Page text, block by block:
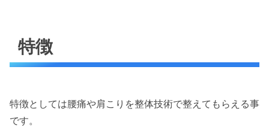
特徴
特徴としては腰痛や肩こりを整体技術で整えてもらえる事
です。